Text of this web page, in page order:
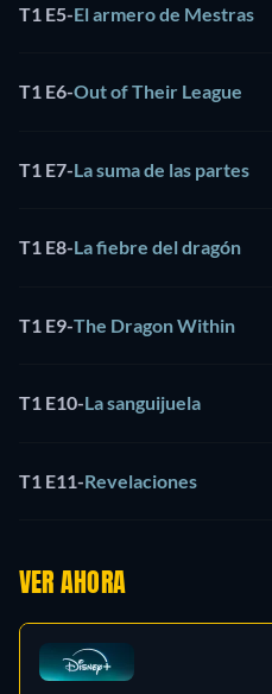
T1 E5-El armero de Mestras
T1 E6-Out of Their League
T1 E7-La suma de las partes
T1 E8-La fiebre del dragón
T1 E9-The Dragon Within
T1 E10-La sanguijuela
T1 E11-Revelaciones
VER AHORA